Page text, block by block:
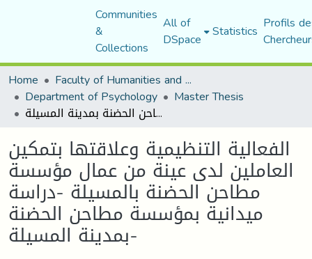
Communities
&
Collections
All of
DSpace Statistics Profils
Home
Faculty of Humanities and Social Sciences
Department of Psychology Master Thesis
الفعالية التنظيمية وعلاقتها بتمكين العاملين لدى عينة من عمال مؤسسة مطاحن الحضنة بالمسيلة -دراسة ميدانية بمؤسسة مطاحن الحضنة بمدينة المسيلة-
الفعالية التنظيمية وعلاقتها بتمكين
العاملين لدى عينة من عمال مؤسسة
مطاحن الحضنة بالمسيلة -دراسة
ميدانية بمؤسسة مطاحن الحضنة
بمدينة المسيلة-